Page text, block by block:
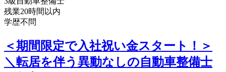
残業20時間以内
学歴不問
＜期間限定で入社祝い金スタート！＞
＼転居を伴う異動なしの自動車整備士